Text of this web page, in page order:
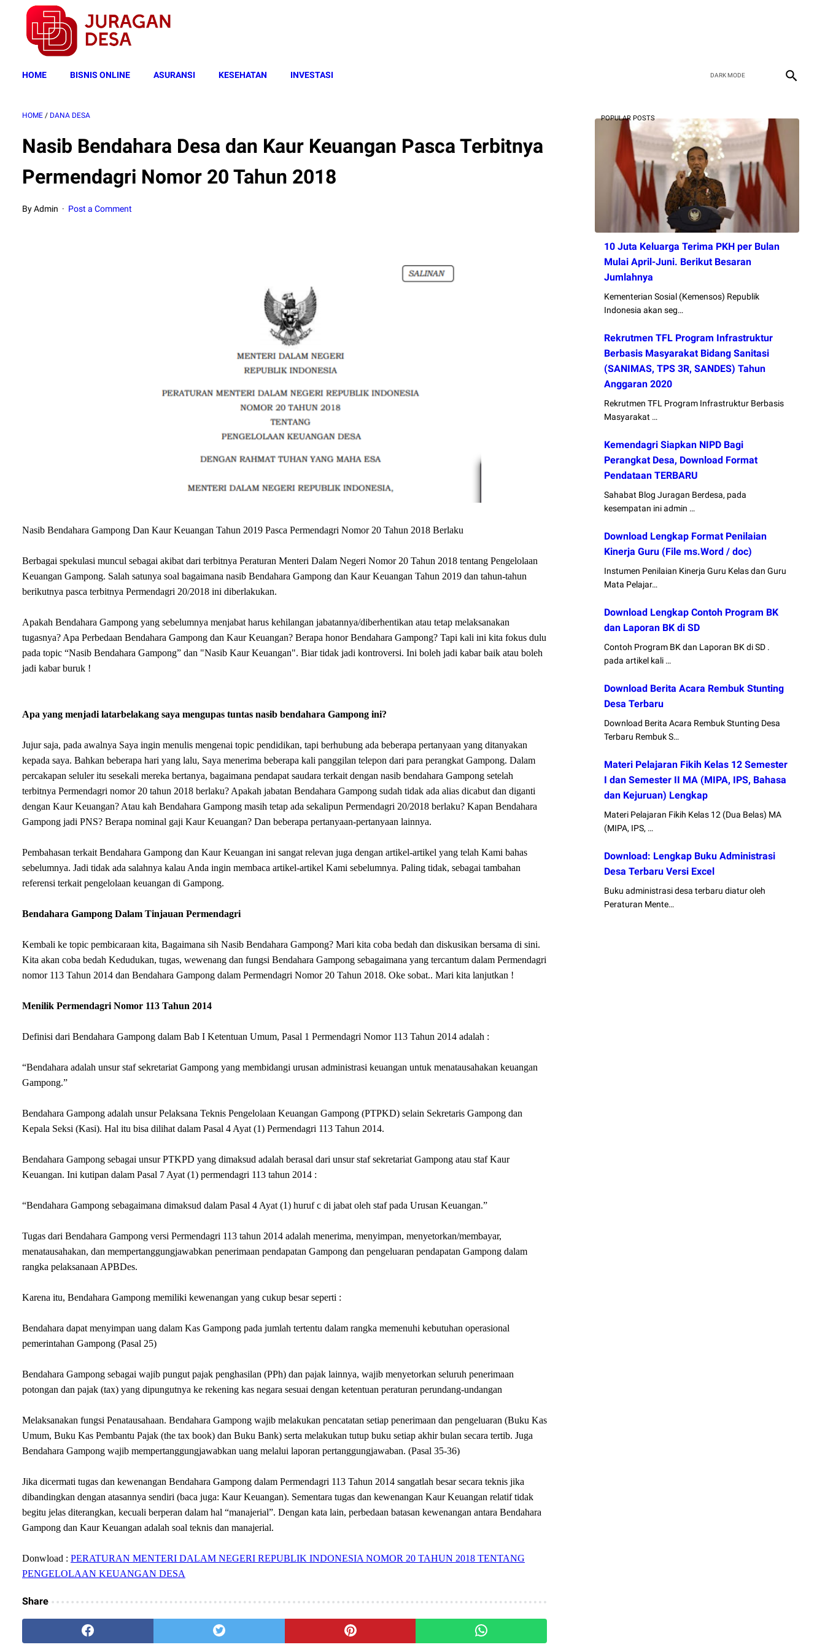
HOME BISNIS ONLINE ASURANSI KESEHATAN INVESTASI
HOME / DANA DESA
Nasib Bendahara Desa dan Kaur Keuangan Pasca Terbitnya
Permendagri Nomor 20 Tahun 2018
By Admin Post a Comment
Nasib Bendahara Gampong Dan Kaur Keuangan Tahun 2019 Pasca Permendagri Nomor 20 Tahun 2018 Berlaku
Berbagai spekulasi muncul sebagai akibat dari terbitnya Peraturan Menteri Dalam Negeri Nomor 20 Tahun 2018 tentang Pengelolaan
Keuangan Gampong. Salah satunya soal bagaimana nasib Bendahara Gampong dan Kaur Keuangan Tahun 2019 dan tahun-tahun
berikutnya pasca terbitnya Permendagri 20/2018 ini diberlakukan.
Apakah Bendahara Gampong yang sebelumnya menjabat harus kehilangan jabatannya/diberhentikan atau tetap melaksanakan
tugasnya? Apa Perbedaan Bendahara Gampong dan Kaur Keuangan? Berapa honor Bendahara Gampong? Tapi kali ini kita fokus dulu
pada topic “Nasib Bendahara Gampong” dan "Nasib Kaur Keuangan". Biar tidak jadi kontroversi. Ini boleh jadi kabar baik atau boleh
jadi kabar buruk !
Apa yang menjadi latarbelakang saya mengupas tuntas nasib bendahara Gampong ini?
Jujur saja, pada awalnya Saya ingin menulis mengenai topic pendidikan, tapi berhubung ada beberapa pertanyaan yang ditanyakan
kepada saya. Bahkan beberapa hari yang lalu, Saya menerima beberapa kali panggilan telepon dari para perangkat Gampong. Dalam
percakapan seluler itu sesekali mereka bertanya, bagaimana pendapat saudara terkait dengan nasib bendahara Gampong setelah
terbitnya Permendagri nomor 20 tahun 2018 berlaku? Apakah jabatan Bendahara Gampong sudah tidak ada alias dicabut dan diganti
dengan Kaur Keuangan? Atau kah Bendahara Gampong masih tetap ada sekalipun Permendagri 20/2018 berlaku? Kapan Bendahara
Gampong jadi PNS? Berapa nominal gaji Kaur Keuangan? Dan beberapa pertanyaan-pertanyaan lainnya.
Pembahasan terkait Bendahara Gampong dan Kaur Keuangan ini sangat relevan juga dengan artikel-artikel yang telah Kami bahas
sebelumnya. Jadi tidak ada salahnya kalau Anda ingin membaca artikel-artikel Kami sebelumnya. Paling tidak, sebagai tambahan
referensi terkait pengelolaan keuangan di Gampong.
Bendahara Gampong Dalam Tinjauan Permendagri
Kembali ke topic pembicaraan kita, Bagaimana sih Nasib Bendahara Gampong? Mari kita coba bedah dan diskusikan bersama di sini.
Kita akan coba bedah Kedudukan, tugas, wewenang dan fungsi Bendahara Gampong sebagaimana yang tercantum dalam Permendagri
nomor 113 Tahun 2014 dan Bendahara Gampong dalam Permendagri Nomor 20 Tahun 2018. Oke sobat.. Mari kita lanjutkan !
Menilik Permendagri Nomor 113 Tahun 2014
Definisi dari Bendahara Gampong dalam Bab I Ketentuan Umum, Pasal 1 Permendagri Nomor 113 Tahun 2014 adalah :
“Bendahara adalah unsur staf sekretariat Gampong yang membidangi urusan administrasi keuangan untuk menatausahakan keuangan
Gampong.”
Bendahara Gampong adalah unsur Pelaksana Teknis Pengelolaan Keuangan Gampong (PTPKD) selain Sekretaris Gampong dan
Kepala Seksi (Kasi). Hal itu bisa dilihat dalam Pasal 4 Ayat (1) Permendagri 113 Tahun 2014.
Bendahara Gampong sebagai unsur PTKPD yang dimaksud adalah berasal dari unsur staf sekretariat Gampong atau staf Kaur
Keuangan. Ini kutipan dalam Pasal 7 Ayat (1) permendagri 113 tahun 2014 :
“Bendahara Gampong sebagaimana dimaksud dalam Pasal 4 Ayat (1) huruf c di jabat oleh staf pada Urusan Keuangan.”
Tugas dari Bendahara Gampong versi Permendagri 113 tahun 2014 adalah menerima, menyimpan, menyetorkan/membayar,
menatausahakan, dan mempertanggungjawabkan penerimaan pendapatan Gampong dan pengeluaran pendapatan Gampong dalam
rangka pelaksanaan APBDes.
Karena itu, Bendahara Gampong memiliki kewenangan yang cukup besar seperti :
Bendahara dapat menyimpan uang dalam Kas Gampong pada jumlah tertentu dalam rangka memenuhi kebutuhan operasional
pemerintahan Gampong (Pasal 25)
Bendahara Gampong sebagai wajib pungut pajak penghasilan (PPh) dan pajak lainnya, wajib menyetorkan seluruh penerimaan
potongan dan pajak (tax) yang dipungutnya ke rekening kas negara sesuai dengan ketentuan peraturan perundang-undangan
Melaksanakan fungsi Penatausahaan. Bendahara Gampong wajib melakukan pencatatan setiap penerimaan dan pengeluaran (Buku Kas
Umum, Buku Kas Pembantu Pajak (the tax book) dan Buku Bank) serta melakukan tutup buku setiap akhir bulan secara tertib. Juga
Bendahara Gampong wajib mempertanggungjawabkan uang melalui laporan pertanggungjawaban. (Pasal 35-36)
Jika dicermati tugas dan kewenangan Bendahara Gampong dalam Permendagri 113 Tahun 2014 sangatlah besar secara teknis jika
dibandingkan dengan atasannya sendiri (baca juga: Kaur Keuangan). Sementara tugas dan kewenangan Kaur Keuangan relatif tidak
begitu jelas diterangkan, kecuali berperan dalam hal “manajerial”. Dengan kata lain, perbedaan batasan kewenangan antara Bendahara
Gampong dan Kaur Keuangan adalah soal teknis dan manajerial.
Donwload : PERATURAN MENTERI DALAM NEGERI REPUBLIK INDONESIA NOMOR 20 TAHUN 2018 TENTANG
PENGELOLAAN KEUANGAN DESA
Share
POPULAR POSTS
10 Juta Keluarga Terima PKH per Bulan
Mulai April-Juni. Berikut Besaran
Jumlahnya
Kementerian Sosial (Kemensos) Republik
Indonesia akan seg…
Rekrutmen TFL Program Infrastruktur
Berbasis Masyarakat Bidang Sanitasi
(SANIMAS, TPS 3R, SANDES) Tahun
Anggaran 2020
Rekrutmen TFL Program Infrastruktur Berbasis
Masyarakat …
Kemendagri Siapkan NIPD Bagi
Perangkat Desa, Download Format
Pendataan TERBARU
Sahabat Blog Juragan Berdesa, pada
kesempatan ini admin …
Download Lengkap Format Penilaian
Kinerja Guru (File ms.Word / doc)
Instumen Penilaian Kinerja Guru Kelas dan Guru
Mata Pelajar…
Download Lengkap Contoh Program BK
dan Laporan BK di SD
Contoh Program BK dan Laporan BK di SD .
pada artikel kali …
Download Berita Acara Rembuk Stunting
Desa Terbaru
Download Berita Acara Rembuk Stunting Desa
Terbaru Rembuk S…
Materi Pelajaran Fikih Kelas 12 Semester
I dan Semester II MA (MIPA, IPS, Bahasa
dan Kejuruan) Lengkap
Materi Pelajaran Fikih Kelas 12 (Dua Belas) MA
(MIPA, IPS, …
Download: Lengkap Buku Administrasi
Desa Terbaru Versi Excel
Buku administrasi desa terbaru diatur oleh
Peraturan Mente…